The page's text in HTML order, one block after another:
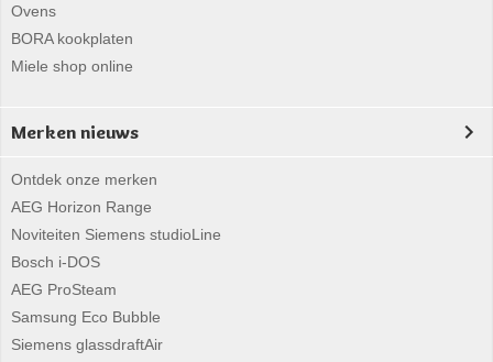
Ovens
BORA kookplaten
Miele shop online
Merken nieuws
Ontdek onze merken
AEG Horizon Range
Noviteiten Siemens studioLine
Bosch i-DOS
AEG ProSteam
Samsung Eco Bubble
Siemens glassdraftAir